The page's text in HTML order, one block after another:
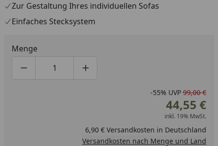
Zur Gestaltung Ihres individuellen Sofas
Einfaches Stecksystem
Menge
Produktmenge um eins verringern
Produktmenge manuell eingeben
Produktmenge um eins erhöhen
-55% UVP 99,00 €
44,55 €
inkl. 19% MwSt.
6,90 € Versandkosten in Deutschland
Versandkosten nach Menge und Land